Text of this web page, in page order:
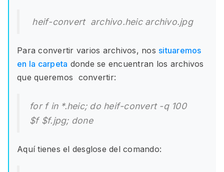
heif-convert archivo.heic archivo.jpg
Para convertir varios archivos, nos situaremos
en la carpeta donde se encuentran los archivos
que queremos convertir:
for f in *.heic; do heif-convert -q 100
$f $f.jpg; done
Aquí tienes el desglose del comando: